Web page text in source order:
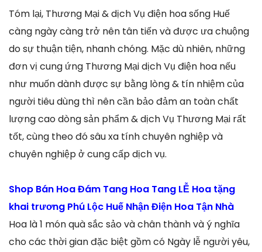
Tóm lại, Thương Mại & dịch Vụ điện hoa sống Huế
càng ngày càng trở nên tân tiến và được ưa chuộng
do sự thuận tiện, nhanh chóng. Mặc dù nhiên, những
đơn vị cung ứng Thương Mại dịch Vụ điện hoa nếu
như muốn dành được sự bằng lòng & tín nhiệm của
người tiêu dùng thì nên cần bảo đảm an toàn chất
lượng cao dòng sản phẩm & dịch Vụ Thương Mại rất
tốt, cùng theo đó sâu xa tính chuyên nghiệp và
chuyên nghiệp ở cung cấp dịch vụ.
Shop Bán Hoa Đám Tang Hoa Tang LỄ Hoa tặng
khai trương Phú Lộc Huế Nhận Điện Hoa Tận Nhà
Hoa là 1 món quà sắc sảo và chân thành và ý nghĩa
cho các thời gian đặc biệt gồm có Ngày lễ người yêu,